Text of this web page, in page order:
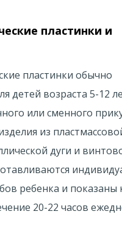
пластинки и
пластинки обычно
детей возраста 5-12
или сменного
из
дуги и
ребенка и показаны
20-22 часов